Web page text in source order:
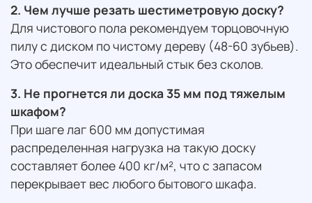
2. Чем лучше резать шестиметровую доску?
Для чистового пола рекомендуем торцовочную
пилу с диском по чистому дереву (48-60 зубьев).
Это обеспечит идеальный стык без сколов.
3. Не прогнется ли доска 35 мм под тяжелым
шкафом?
При шаге лаг 600 мм допустимая
распределенная нагрузка на такую доску
составляет более 400 кг/м², что с запасом
перекрывает вес любого бытового шкафа.